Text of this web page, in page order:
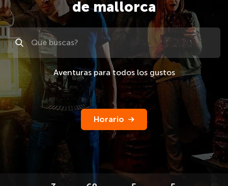
de mallorca
Поиск
Aventuras para todos los gustos
Horario